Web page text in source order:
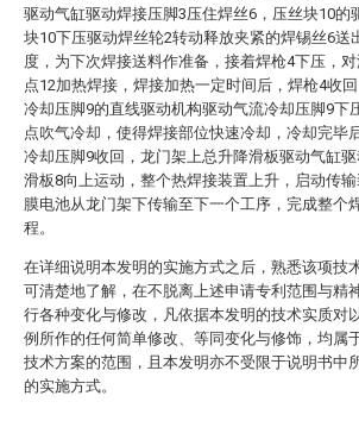
驱动气缸驱动焊接压脚3压住焊丝6，压丝块10的
块10下压驱动焊丝轮2转动释放夹紧的焊锡丝6送
度，为下次焊接送料作准备，接着焊枪4下压，对
点12加热焊接，焊接加热一定时间后，焊枪4收
冷却压脚9的直线驱动机构驱动气流冷却压脚9下
点吹气冷却，使得焊接部位快速冷却，冷却完毕
冷却压脚9收回，龙门架上总升降滑板驱动气缸
滑板8向上运动，整个热焊接装置上升，启动传
膜电池从龙门架下传输至下一个工序，完成整个
程。
在详细说明本发明的实施方式之后，熟悉该项技
可清楚地了解，在不脱离上述申请专利范围与精
行各种变化与修改，凡依据本发明的技术实质对
例所作的任何简单修改、等同变化与修饰，均属
技术方案的范围，且本发明亦不受限于说明书中
的实施方式。